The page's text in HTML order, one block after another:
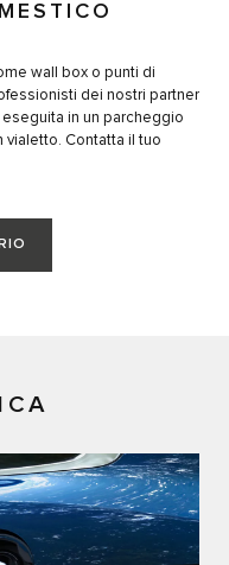
wall box o punti di
dei nostri partner
in un parcheggio
vialetto. Contatta il tuo